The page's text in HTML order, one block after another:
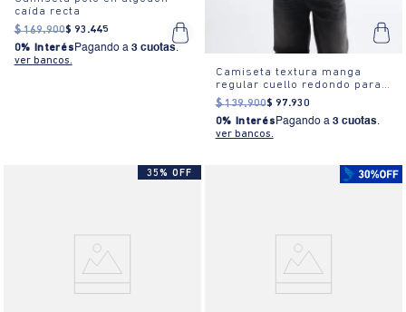
caída recta
$ 169.900$ 93 .445
0% Interés Pagando a 3 cuotas.
ver bancos.
Camiseta textura manga
regular cuello redondo para
hombre
$ 139.900$ 97.930
0% Interés Pagando a 3 cuotas.
ver bancos.
35% OFF